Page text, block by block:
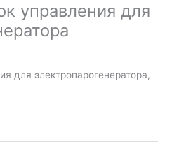
управления для
для электропарогенератора,